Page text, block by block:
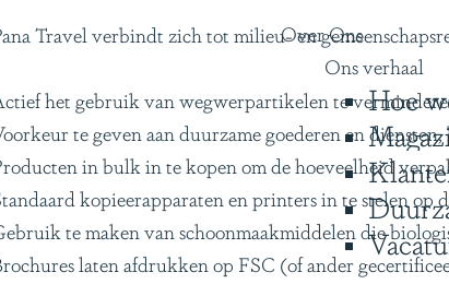
Over Ons
Ons verhaal
Hoe
Travel verbindt zich tot milieu- en
het gebruik van wegwerpartikelen te
te geven aan duurzame goederen en
in bulk in te kopen om de hoeveelheid
kopieerapparaten en printers in te stelen
te maken van schoonmaakmiddelen die
laten afdrukken op FSC (of ander